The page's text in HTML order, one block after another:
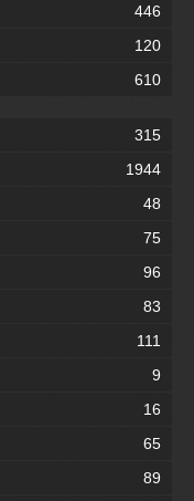
446
120
610
315
1944
48
75
96
83
111
9
16
65
89